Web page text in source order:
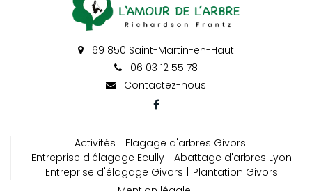
69 850 Saint-Martin-en-Haut
06 03 12 55 78
Contactez-nous
Activités
Elagage d'arbres Givors
Entreprise d'élagage Ecully
Abattage d'arbres Lyon
Entreprise d'élagage Givors
Plantation Givors